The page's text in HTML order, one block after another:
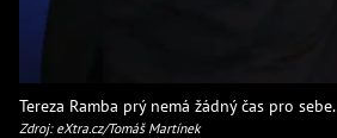
Tereza Ramba prý nemá žádný čas pro sebe.
Zdroj: eXtra.cz/Tomáš Martínek